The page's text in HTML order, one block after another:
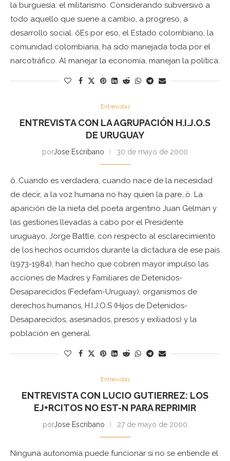
la burguesía: el militarismo. Considerando subversivo a
todo aquello que suene a cambio, a progreso, a
desarrollo social. ôEs por eso, el Estado colombiano, la
comunidad colombiana, ha sido manejada toda por el
narcotráfico. Al manejar la economía, manejan la política.
Entrevistas
ENTREVISTA CON LA AGRUPACIÓN H.I.J.O.S
DE URUGUAY
porJose Escribano 30 de mayo de 2000
ô..Cuando es verdadera, cuando nace de la necesidad
de decir, a la voz humana no hay quien la pare…ö. La
aparición de la nieta del poeta argentino Juan Gelman y
las gestiones llevadas a cabo por el Presidente
uruguayo, Jorge Battle, con respecto al esclarecimiento
de los hechos ocurridos durante la dictadura de ese país
(1973-1984), han hecho que cobren mayor impulso las
acciones de Madres y Familiares de Detenidos-
Desaparecidos (Fedefam-Uruguay), organismos de
derechos humanos, H.I.J.O.S (Hijos de Detenidos-
Desaparecidos, asesinados, presos y exiliados) y la
población en general.
Entrevistas
ENTREVISTA CON LUCIO GUTIERREZ: LOS
EJ+RCITOS NO EST-N PARA REPRIMIR
porJose Escribano 27 de mayo de 2000
Ninguna autonomía puede funcionar si no se entiende el